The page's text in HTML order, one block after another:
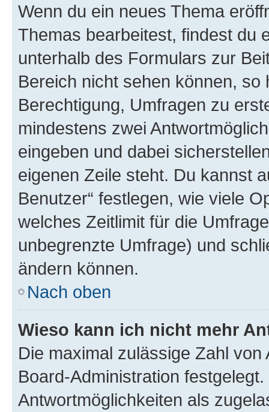
Wenn du ein neues Thema
Themas bearbeitest, findest du
unterhalb des Formulars zur
Bereich nicht sehen können,
Berechtigung, Umfragen zu
mindestens zwei
eingeben und dabei
eigenen Zeile steht. Du kannst
Benutzer“ festlegen, wie viele
welches Zeitlimit für die
unbegrenzte Umfrage) und
ändern können.
Nach oben
Wieso kann ich nicht mehr
Die maximal zulässige Zahl
Board-Administration
Antwortmöglichkeiten als